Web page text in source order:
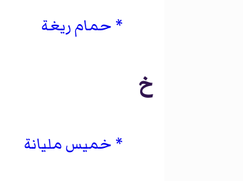
حمام ريغة
خ
خميس مليانة